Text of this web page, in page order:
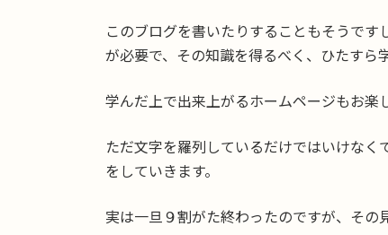
このブログを書いたりすることもそうで
が必要で、その知識を得るべく、ひたすら
学んだ上で出来上がるホームページもお楽
ただ文字を羅列しているだけではいけな
をしていきます。
実は一旦９割がた終わったのですが、その